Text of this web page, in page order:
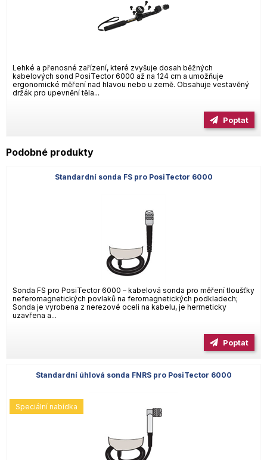
Lehké a přenosné zařízení, které zvyšuje dosah běžných
kabelových sond PosiTector 6000 až na 124 cm a umožňuje
ergonomické měření nad hlavou nebo u země. Obsahuje vestavěný
držák pro upevnění těla...
Poptat
Podobné produkty
Standardní sonda FS pro PosiTector 6000
Sonda FS pro PosiTector 6000 – kabelová sonda pro měření tloušťky
neferomagnetických povlaků na feromagnetických podkladech;
Sonda je vyrobena z nerezové oceli na kabelu, je hermeticky
uzavřena a...
Poptat
Standardní úhlová sonda FNRS pro PosiTector 6000
Speciální nabídka